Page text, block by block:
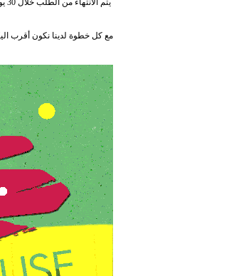
يتم الانتهاء من الطلب خلال 30 يوما. دفعة مقدمة عند التعاقد %90 من التكلفة.
مع كل خطوة لدينا نكون أقرب